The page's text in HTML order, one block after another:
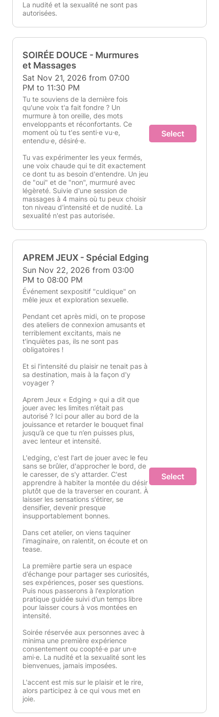
La nudité et la sexualité ne sont pas
autorisées.
SOIRÉE DOUCE - Murmures
et Massages
Sat Nov 21, 2026 from 07:00
PM to 11:30 PM
Tu te souviens de la dernière fois
qu'une voix t'a fait fondre ? Un
murmure à ton oreille, des mots
enveloppants et réconfortants. Ce
moment où tu t'es senti·e vu·e,
entendu·e, désiré·e.
Tu vas expérimenter les yeux fermés,
une voix chaude qui te dit exactement
ce dont tu as besoin d'entendre. Un jeu
de "oui" et de "non", murmuré avec
légèreté. Suivie d'une session de
massages à 4 mains où tu peux choisir
ton niveau d'intensité et de nudité. La
sexualité n'est pas autorisée.
Select
APREM JEUX - Spécial Edging
Sun Nov 22, 2026 from 03:00
PM to 08:00 PM
Événement sexpositif "culdique" on
mêle jeux et exploration sexuelle.
Pendant cet après midi, on te propose
des ateliers de connexion amusants et
terriblement excitants, mais ne
t'inquiètes pas, ils ne sont pas
obligatoires !
Et si l'intensité du plaisir ne tenait pas à
sa destination, mais à la façon d'y
voyager ?
Aprem Jeux « Edging » qui a dit que
jouer avec les limites n’était pas
autorisé ? Ici pour aller au bord de la
jouissance et retarder le bouquet final
jusqu’à ce que tu n’en puisses plus,
avec lenteur et intensité.
L'edging, c'est l'art de jouer avec le feu
sans se brûler, d'approcher le bord, de
le caresser, de s'y attarder. C'est
apprendre à habiter la montée du désir
plutôt que de la traverser en courant. À
laisser les sensations s'étirer, se
densifier, devenir presque
insupportablement bonnes.
Dans cet atelier, on viens taquiner
l’imaginaire, on ralentit, on écoute et on
tease.
La première partie sera un espace
d’échange pour partager ses curiosités,
ses expériences, poser ses questions.
Puis nous passerons à l'exploration
pratique guidée suivi d’un temps libre
pour laisser cours à vos montées en
intensité.
Soirée réservée aux personnes avec à
minima une première expérience
consentement ou coopté·e par un·e
ami·e. La nudité et la sexualité sont les
bienvenues, jamais imposées.
L'accent est mis sur le plaisir et le rire,
alors participez à ce qui vous met en
joie.
Select